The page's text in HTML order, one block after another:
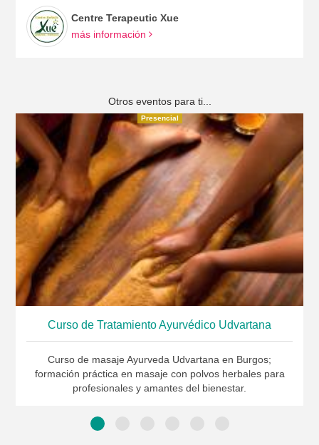
Centre Terapeutic Xue
más información
Otros eventos para ti...
Curso de Tratamiento Ayurvédico Udvartana
Curso de masaje Ayurveda Udvartana en Burgos;
formación práctica en masaje con polvos herbales para
profesionales y amantes del bienestar.
Presencial